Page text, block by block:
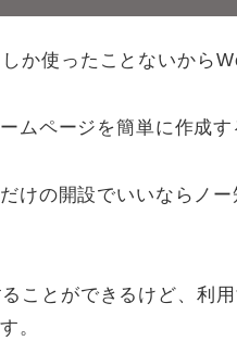
か使ったことないから
ムページを簡単に作成す
けの開設でいいならノ
ことができるけど、利
。